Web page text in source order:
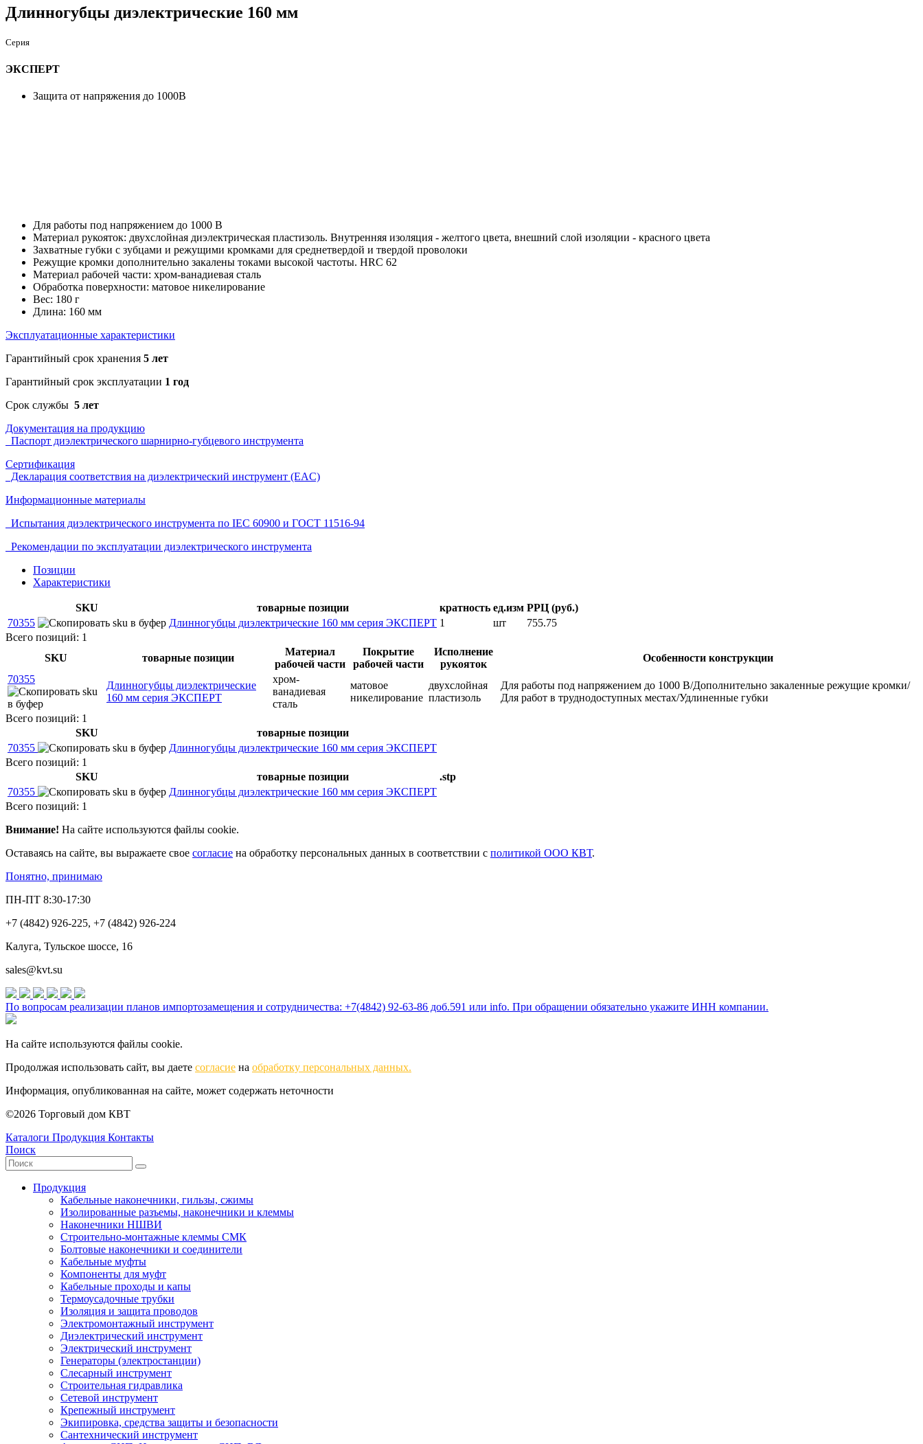
Длинногубцы диэлектрические 160 мм
Серия
ЭКСПЕРТ
Защита от напряжения до 1000В
Для работы под напряжением до 1000 В
Материал рукояток: двухслойная диэлектрическая пластизоль. Внутренняя изоляция - желтого цвета, внешний слой изоляции - красного цвета
Захватные губки с зубцами и режущими кромками для среднетвердой и твердой проволоки
Режущие кромки дополнительно закалены токами высокой частоты. HRC 62
Материал рабочей части: хром-ванадиевая сталь
Обработка поверхности: матовое никелирование
Вес: 180 г
Длина: 160 мм
Эксплуатационные характеристики
Гарантийный срок хранения 5 лет
Гарантийный срок эксплуатации 1 год
Срок службы 5 лет
Документация на продукцию
Паспорт диэлектрического шарнирно-губцевого инструмента
Сертификация
Декларация соответствия на диэлектрический инструмент (EAC)
Информационные материалы
Испытания диэлектрического инструмента по IEC 60900 и ГОСТ 11516-94
Рекомендации по эксплуатации диэлектрического инструмента
Позиции
Характеристики
SKU товарные позиции кратность ед.изм РРЦ (руб.)
70355
Длинногубцы диэлектрические 160 мм серия ЭКСПЕРТ 1 шт
755.75
Всего позиций: 1
SKU
товарные позиции
Материал
рабочей части
Покрытие
рабочей части
Исполнение
рукояток
Особенности конструкции
70355
Длинногубцы диэлектрические
160 мм серия ЭКСПЕРТ
хром-
ванадиевая
сталь
матовое
никелирование
двухслойная
пластизоль
Для работы под напряжением до 1000 В/Дополнительно закаленные режущие кромки/
Для работ в труднодоступных местах/Удлиненные губки
Всего позиций: 1
SKU
товарные позиции
70355
Длинногубцы диэлектрические 160 мм серия ЭКСПЕРТ
Всего позиций: 1
SKU
товарные позиции
.stp
70355
Длинногубцы диэлектрические 160 мм серия ЭКСПЕРТ
Всего позиций: 1
Внимание! На сайте используются файлы cookie.
Оставаясь на сайте, вы выражаете свое согласие на обработку персональных данных в соответствии с политикой ООО КВТ.
Понятно, принимаю
ПН-ПТ 8:30-17:30
+7 (4842) 926-225, +7 (4842) 926-224
Калуга, Тульское шоссе, 16
sales@kvt.su
По вопросам реализации планов импортозамещения и сотрудничества: +7(4842) 92-63-86 доб.591 или info. При обращении обязательно укажите ИНН компании.
На сайте используются файлы cookie.
Продолжая использовать сайт, вы даете согласие на обработку персональных данных.
Информация, опубликованная на сайте, может содержать неточности
©2026 Торговый дом КВТ
Каталоги Продукция Контакты
Поиск
Продукция
Кабельные наконечники, гильзы, сжимы
Изолированные разъемы, наконечники и клеммы
Наконечники НШВИ
Строительно-монтажные клеммы СМК
Болтовые наконечники и соединители
Кабельные муфты
Компоненты для муфт
Кабельные проходы и капы
Термоусадочные трубки
Изоляция и защита проводов
Электромонтажный инструмент
Диэлектрический инструмент
Электрический инструмент
Генераторы (электростанции)
Слесарный инструмент
Строительная гидравлика
Сетевой инструмент
Крепежный инструмент
Экипировка, средства защиты и безопасности
Сантехнический инструмент